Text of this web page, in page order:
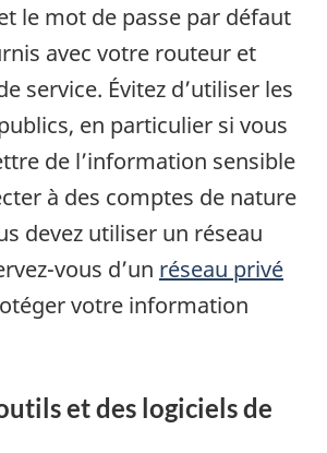
le mot de passe par défaut
avec votre routeur et
service. Évitez d’utiliser les
en particulier si vous
de l’information sensible
à des comptes de nature
devez utiliser un réseau
vous d’un réseau privé
votre information
et des logiciels de